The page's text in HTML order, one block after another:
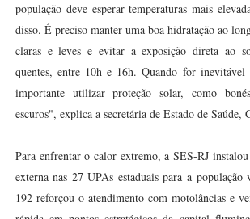
população deve esperar temperaturas mais
disso. É preciso manter uma boa hidratação ao
claras e leves e evitar a exposição direta ao
quentes, entre 10h e 16h. Quando for inevitável
importante utilizar proteção solar, como
escuros", explica a secretária de Estado de Saúde,
Para enfrentar o calor extremo, a SES-RJ
externa nas 27 UPAs estaduais para a
192 reforçou o atendimento com motolâncias e